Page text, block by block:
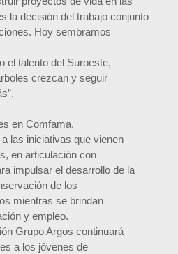
la decisión del trabajo conjunto
Hoy sembramos
el talento del Suroeste,
crezcan y seguir
en Comfama.
las iniciativas que vienen
en articulación con
impulsar el desarrollo de la
de los
mientras se brindan
y empleo.
Grupo Argos continuará
a los jóvenes de